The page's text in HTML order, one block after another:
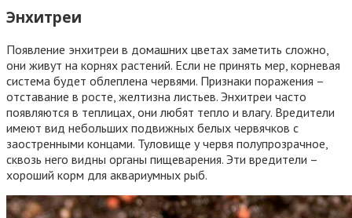
Энхитреи
Появление энхитреи в домашних цветах заметить сложно,
они живут на корнях растений. Если не принять мер, корневая
система будет облеплена червями. Признаки поражения –
отставание в росте, желтизна листьев. Энхитреи часто
появляются в теплицах, они любят тепло и влагу. Вредители
имеют вид небольших подвижных белых червячков с
заостренными концами. Туловище у червя полупрозрачное,
сквозь него видны органы пищеварения. Эти вредители –
хороший корм для аквариумных рыб.